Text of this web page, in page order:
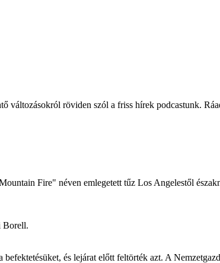
változásokról röviden szól a friss hírek podcastunk.
Fire" néven emlegetett tűz Los Angelestől
Borell.
és lejárat előtt feltörték azt. A